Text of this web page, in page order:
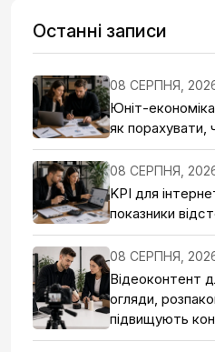
Останні записи
08 СЕРПНЯ,
Юніт-
як порахувати,
08 СЕРПНЯ,
KPI для
показники
08 СЕРПНЯ,
Відеоконтент
огляди,
підвищують